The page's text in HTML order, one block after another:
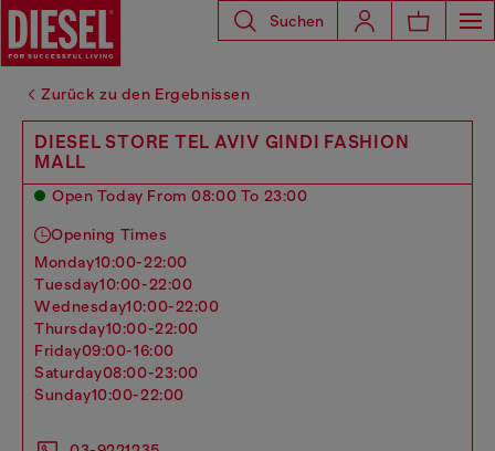
Suchen
Zurück zu den Ergebnissen
DIESEL STORE TEL AVIV GINDI FASHION
MALL
Open Today From 08:00 To 23:00
Opening Times
monday10:00-22:00
tuesday10:00-22:00
wednesday10:00-22:00
thursday10:00-22:00
friday09:00-16:00
saturday08:00-23:00
sunday10:00-22:00